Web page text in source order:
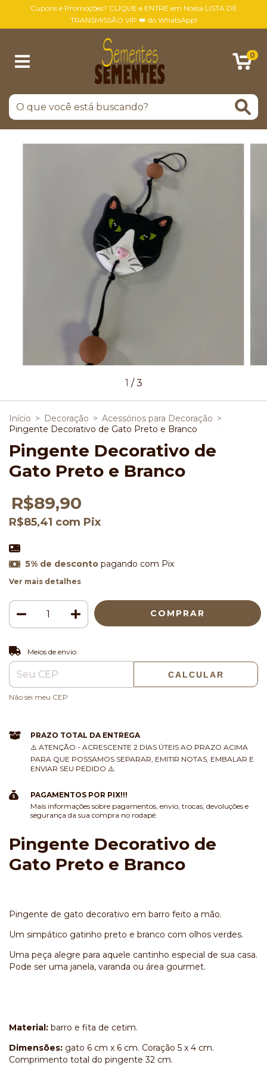
Cupons e Promoções? CLIQUE e ENTRE em Nossa LISTA DE
TRANSMISSÃO VIP 👑 do WhatsApp!
0
1 /3
Início > Decoração > Acessórios para Decoração >
Pingente Decorativo de Gato Preto e Branco
Pingente Decorativo de
Gato Preto e Branco
R$89,90
R$85,41 com Pix
5% de descontopagando com Pix
Ver mais detalhes
Entregas para o CEP:
Meios de envio
CALCULAR
Não sei meu CEP
PRAZO TOTAL DA ENTREGA
⚠️ ATENÇÃO - ACRESCENTE 2 DIAS ÚTEIS AO PRAZO ACIMA
PARA QUE POSSAMOS SEPARAR, EMITIR NOTAS, EMBALAR E
ENVIAR SEU PEDIDO ⚠️
PAGAMENTOS POR PIX!!!
Mais informações sobre pagamentos, envio, trocas, devoluções e
segurança da sua compra no rodapé.
Pingente Decorativo de
Gato Preto e Branco
Pingente de gato decorativo em barro feito a mão.
Um simpático gatinho preto e branco com olhos verdes.
Uma peça alegre para aquele cantinho especial de sua casa.
Pode ser uma janela, varanda ou área gourmet.
Material: barro e fita de cetim.
Dimensões: gato 6 cm x 6 cm. Coração 5 x 4 cm.
Comprimento total do pingente 32 cm.